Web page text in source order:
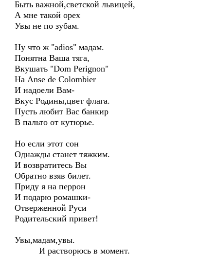
Быть важной,светской львицей,
А мне такой орех
Увы не по зубам.
Ну что ж "adios" мадам.
Понятна Ваша тяга,
Вкушать "Dom Perignon"
На Anse de Colombier
И надоели Вам-
Вкус Родины,цвет флага.
Пусть любит Вас банкир
В пальто от кутюрье.
Но если этот сон
Однажды станет тяжким.
И возвратитесь Вы
Обратно взяв билет.
Приду я на перрон
И подарю ромашки-
Отверженной Руси
Родительский привет!
Увы,мадам,увы.
И растворюсь в момент.